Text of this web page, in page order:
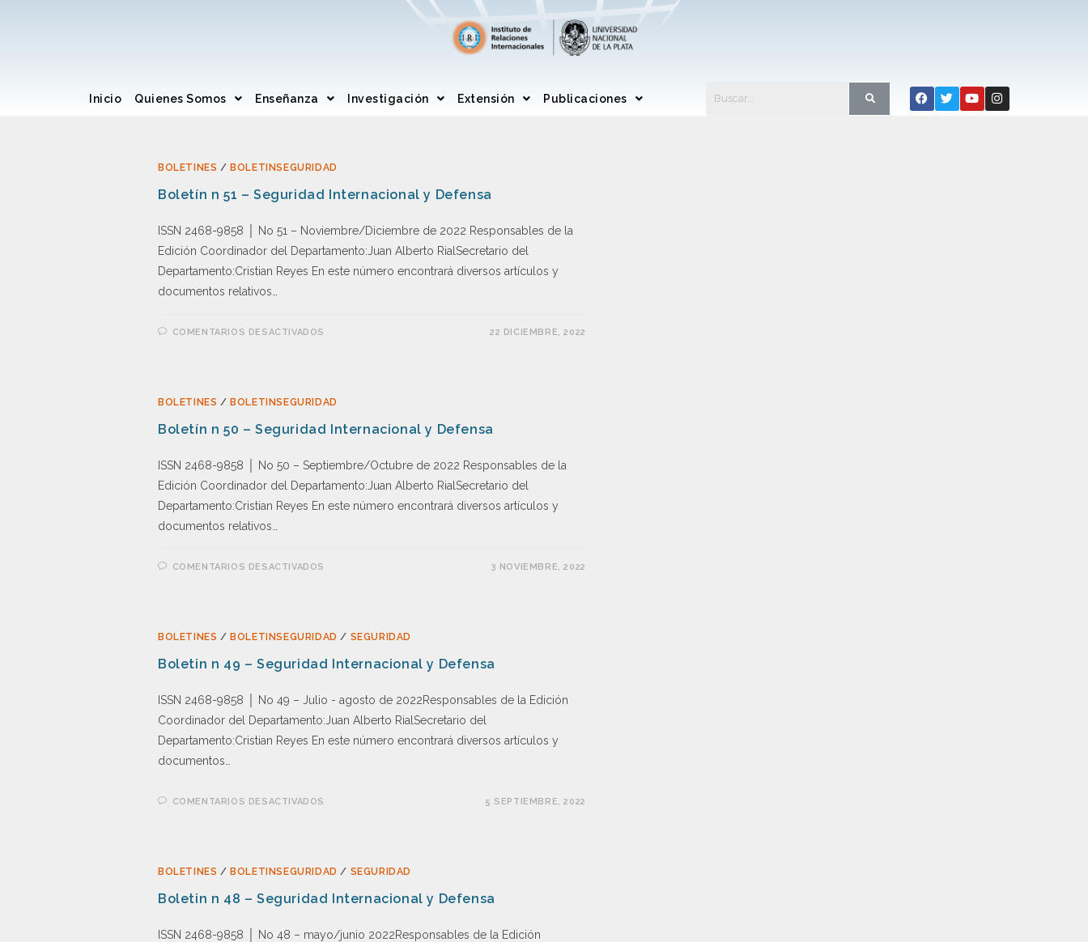
Inicio Quienes Somos Enseñanza Investigación Extensión Publicaciones
BOLETINES / BOLETINSEGURIDAD
Boletín n 51 – Seguridad Internacional y Defensa
ISSN 2468-9858 │ No 51 – Noviembre/Diciembre de 2022 Responsables de la
Edición Coordinador del Departamento:Juan Alberto RialSecretario del
Departamento:Cristian Reyes En este número encontrará diversos artículos y
documentos relativos…
COMENTARIOS DESACTIVADOS 22 DICIEMBRE, 2022
BOLETINES / BOLETINSEGURIDAD
Boletín n 50 – Seguridad Internacional y Defensa
ISSN 2468-9858 │ No 50 – Septiembre/Octubre de 2022 Responsables de la
Edición Coordinador del Departamento:Juan Alberto RialSecretario del
Departamento:Cristian Reyes En este número encontrará diversos artículos y
documentos relativos…
COMENTARIOS DESACTIVADOS 3 NOVIEMBRE, 2022
BOLETINES / BOLETINSEGURIDAD / SEGURIDAD
Boletin n 49 – Seguridad Internacional y Defensa
ISSN 2468-9858 │ No 49 – Julio - agosto de 2022Responsables de la Edición
Coordinador del Departamento:Juan Alberto RialSecretario del
Departamento:Cristian Reyes En este número encontrará diversos artículos y
documentos…
COMENTARIOS DESACTIVADOS 5 SEPTIEMBRE, 2022
BOLETINES / BOLETINSEGURIDAD / SEGURIDAD
Boletin n 48 – Seguridad Internacional y Defensa
ISSN 2468-9858 │ No 48 – mayo/junio 2022Responsables de la Edición